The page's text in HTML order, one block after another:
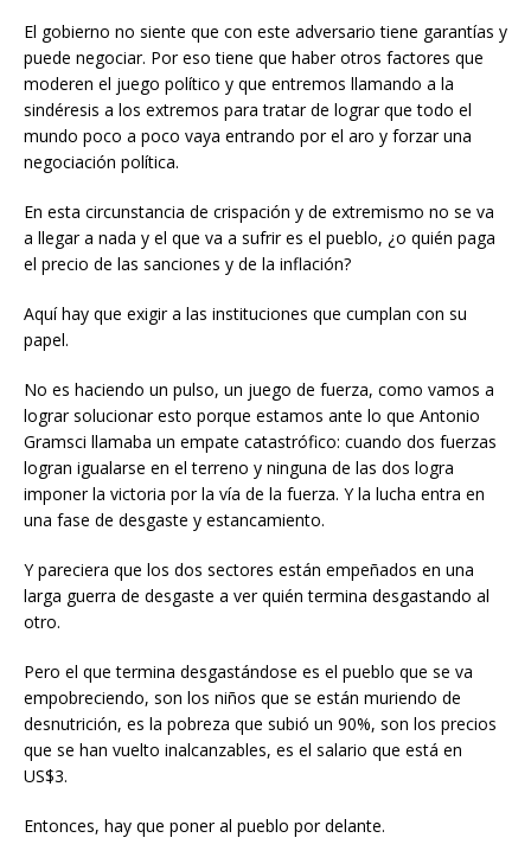
El gobierno no siente que con este adversario tiene garantías y
puede negociar. Por eso tiene que haber otros factores que
moderen el juego político y que entremos llamando a la
sindéresis a los extremos para tratar de lograr que todo el
mundo poco a poco vaya entrando por el aro y forzar una
negociación política.
En esta circunstancia de crispación y de extremismo no se va
a llegar a nada y el que va a sufrir es el pueblo, ¿o quién paga
el precio de las sanciones y de la inflación?
Aquí hay que exigir a las instituciones que cumplan con su
papel.
No es haciendo un pulso, un juego de fuerza, como vamos a
lograr solucionar esto porque estamos ante lo que Antonio
Gramsci llamaba un empate catastrófico: cuando dos fuerzas
logran igualarse en el terreno y ninguna de las dos logra
imponer la victoria por la vía de la fuerza. Y la lucha entra en
una fase de desgaste y estancamiento.
Y pareciera que los dos sectores están empeñados en una
larga guerra de desgaste a ver quién termina desgastando al
otro.
Pero el que termina desgastándose es el pueblo que se va
empobreciendo, son los niños que se están muriendo de
desnutrición, es la pobreza que subió un 90%, son los precios
que se han vuelto inalcanzables, es el salario que está en
US$3.
Entonces, hay que poner al pueblo por delante.